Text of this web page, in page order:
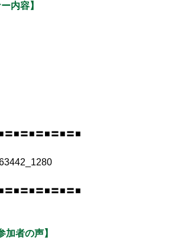
内容】
〓■〓■〓■〓■〓■
〓■〓■〓■〓■〓■
加者の声】